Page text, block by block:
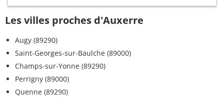
Les villes proches d'Auxerre
Augy (89290)
Saint-Georges-sur-Baulche (89000)
Champs-sur-Yonne (89290)
Perrigny (89000)
Quenne (89290)